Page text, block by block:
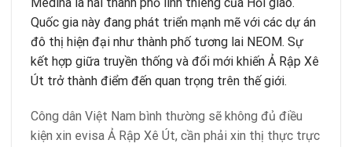
Quốc gia này đang phát triển mạnh mẽ với các dự án
đô thị hiện đại như thành phố tương lai NEOM. Sự
kết hợp giữa truyền thống và đổi mới khiến Ả Rập Xê
Út trở thành điểm đến quan trọng trên thế giới.
Công dân Việt Nam bình thường sẽ không đủ điều
kiện xin evisa Ả Rập Xê Út, cần phải xin thị thực trực